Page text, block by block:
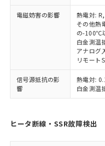
電磁妨害の影響
熱電対:
その他熱
の-100℃
白金測
アナログ
リモー
信号源抵抗の影
響
熱電対:
白金測温
ヒータ断線・SSR故障検出